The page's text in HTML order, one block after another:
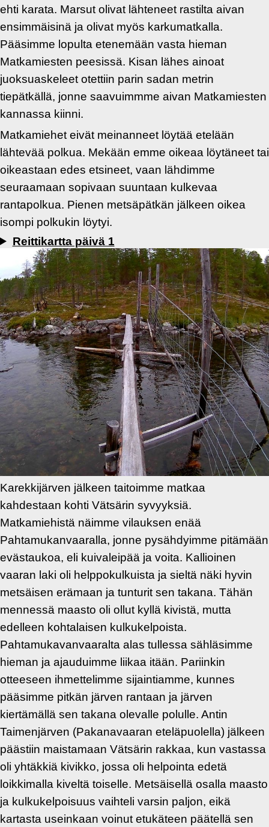
ehti karata. Marsut olivat lähteneet rastilta aivan
ensimmäisinä ja olivat myös karkumatkalla.
Pääsimme lopulta etenemään vasta hieman
Matkamiesten peesissä. Kisan lähes ainoat
juoksuaskeleet otettiin parin sadan metrin
tiepätkällä, jonne saavuimmme aivan Matkamiesten
kannassa kiinni.
Matkamiehet eivät meinanneet löytää etelään
lähtevää polkua. Mekään emme oikeaa löytäneet tai
oikeastaan edes etsineet, vaan lähdimme
seuraamaan sopivaan suuntaan kulkevaa
rantapolkua. Pienen metsäpätkän jälkeen oikea
isompi polkukin löytyi.
Reittikartta päivä 1
Karekkijärven jälkeen taitoimme matkaa
kahdestaan kohti Vätsärin syvyyksiä.
Matkamiehistä näimme vilauksen enää
Pahtamukanvaaralla, jonne pysähdyimme pitämään
evästaukoa, eli kuivaleipää ja voita. Kallioinen
vaaran laki oli helppokulkuista ja sieltä näki hyvin
metsäisen erämaan ja tunturit sen takana. Tähän
mennessä maasto oli ollut kyllä kivistä, mutta
edelleen kohtalaisen kulkukelpoista.
Pahtamukavanvaaralta alas tullessa sähläsimme
hieman ja ajauduimme liikaa itään. Pariinkin
otteeseen ihmettelimme sijaintiamme, kunnes
pääsimme pitkän järven rantaan ja järven
kiertämällä sen takana olevalle polulle. Antin
Taimenjärven (Pakanavaaran eteläpuolella) jälkeen
päästiin maistamaan Vätsärin rakkaa, kun vastassa
oli yhtäkkiä kivikko, jossa oli helpointa edetä
loikkimalla kiveltä toiselle. Metsäisellä osalla maasto
ja kulkukelpoisuus vaihteli varsin paljon, eikä
kartasta useinkaan voinut etukäteen päätellä sen